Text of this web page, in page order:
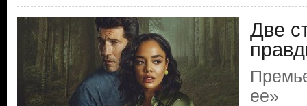
Две
ее»